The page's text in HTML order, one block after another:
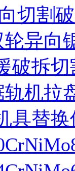
切割
轮异向
破拆
轨机拉
具替换